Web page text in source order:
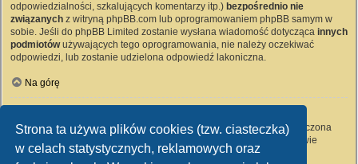
Strona ta używa plików cookies (tzw. ciasteczka)
w celach statystycznych, reklamowych oraz
odpowiedzialności, szkalujących komentarzy itp.) bezpośrednio nie
związanych z witryną phpBB.com lub oprogramowaniem phpBB samym w
sobie. Jeśli do phpBB Limited zostanie wysłana wiadomość dotycząca innych
podmiotówużywających tego oprogramowania, nie należy oczekiwać
odpowiedzi, lub zostanie udzielona odpowiedź lakoniczna.
Na górę
Wszyscy użytkownicy witryny mogą używać – jeśli funkcja ta jest włączona
przez administratora witryny – formularza „Kontakt z nami”. Członkowie
witryny mogą także używać odnośnika „Zespół administracyjny”.